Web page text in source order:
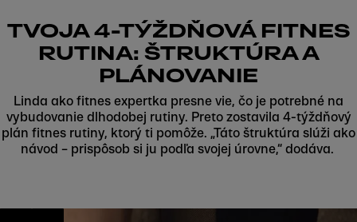
TVOJA 4-TÝŽDŇOVÁ FITNES
RUTINA: ŠTRUKTÚRA A
PLÁNOVANIE
Linda ako fitnes expertka presne vie, čo je potrebné na
vybudovanie dlhodobej rutiny. Preto zostavila 4-týždňový
plán fitnes rutiny, ktorý ti pomôže. „Táto štruktúra slúži ako
návod – prispôsob si ju podľa svojej úrovne,“ dodáva.